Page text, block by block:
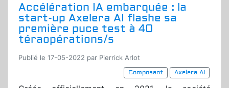
Accélération IA embarquée : la
start-up Axelera AI flashe sa
première puce test à 40
téraopérations/s
Publié le 17-05-2022 par Pierrick Arlot
Composant
Axelera AI